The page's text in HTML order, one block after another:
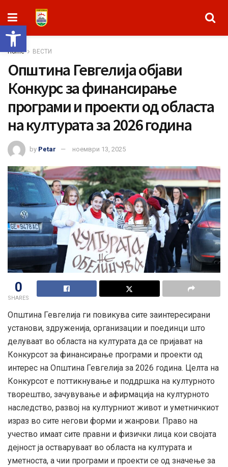
Open toolbar
Home ВЕСТИ
Oпштина Гевгелија објави
Конкурс за финансирање
програми и проекти од областа
на културата за 2026 година
by Petar ноември 13, 2025
0
SHARES
Општина Гевгелија ги повикува сите заинтересирани
установи, здруженија, организации и поединци што
делуваат во областа на културата да се пријават на
Конкурсот за финансирање програми и проекти од
интерес на Општина Гевгелија за 2026 година. Целта на
Конкурсот е поттикнување и поддршка на културното
творештво, зачувување и афирмација на културното
наследство, развој на културниот живот и уметничкиот
израз во сите негови форми и жанрови. Право на
учество имаат сите правни и физички лица кои својата
дејност ја остваруваат во областа на културата и
уметноста, а чии програми и проекти се од значење за